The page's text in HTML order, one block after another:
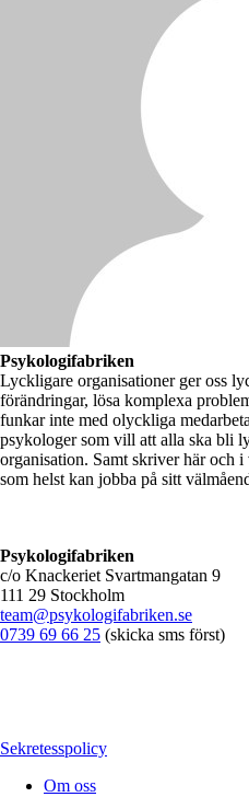
Psykologifabriken
Lyckligare organisationer ger oss
förändringar, lösa komplexa
funkar inte med olyckliga
psykologer som vill att alla ska bli
organisation. Samt skriver här och i
som helst kan jobba på sitt
Psykologifabriken
c/o Knackeriet Svartmangatan 9
111 29 Stockholm
team@psykologifabriken.se
0739 69 66 25 (skicka sms först)
Sekretesspolicy
Om oss